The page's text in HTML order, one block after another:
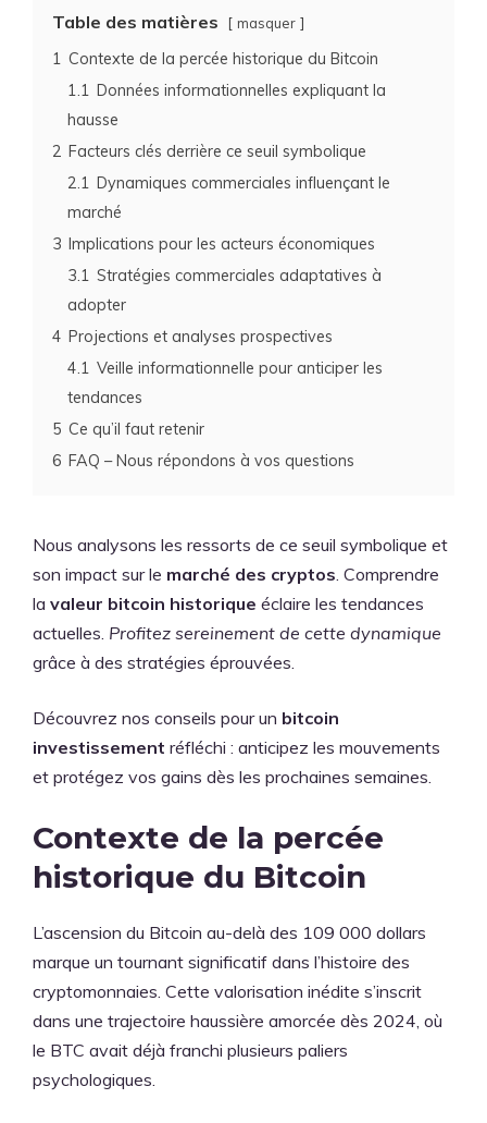
Table des matières masquer
1 Contexte de la percée historique du Bitcoin
1.1 Données informationnelles expliquant la
hausse
2 Facteurs clés derrière ce seuil symbolique
2.1 Dynamiques commerciales influençant le
marché
3 Implications pour les acteurs économiques
3.1 Stratégies commerciales adaptatives à
adopter
4 Projections et analyses prospectives
4.1 Veille informationnelle pour anticiper les
tendances
5 Ce qu’il faut retenir
6 FAQ – Nous répondons à vos questions
Nous analysons les ressorts de ce seuil symbolique et
son impact sur le marché des cryptos. Comprendre
la valeur bitcoin historique éclaire les tendances
actuelles. Profitez sereinement de cette dynamique
grâce à des stratégies éprouvées.
Découvrez nos conseils pour un bitcoin
investissement réfléchi : anticipez les mouvements
et protégez vos gains dès les prochaines semaines.
Contexte de la percée
historique du Bitcoin
L’ascension du Bitcoin au-delà des 109 000 dollars
marque un tournant significatif dans l’histoire des
cryptomonnaies. Cette valorisation inédite s’inscrit
dans une trajectoire haussière amorcée dès 2024, où
le BTC avait déjà franchi plusieurs paliers
psychologiques.